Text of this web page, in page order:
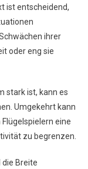
ist entscheidend,
ihrer
oder eng sie
stark ist, kann es
Umgekehrt kann
eine
zu begrenzen.
die Breite